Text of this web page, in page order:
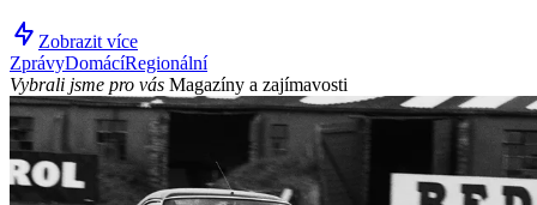
Zobrazit více
ZprávyDomácíRegionální
Vybrali jsme pro vás Magazíny a zajímavosti